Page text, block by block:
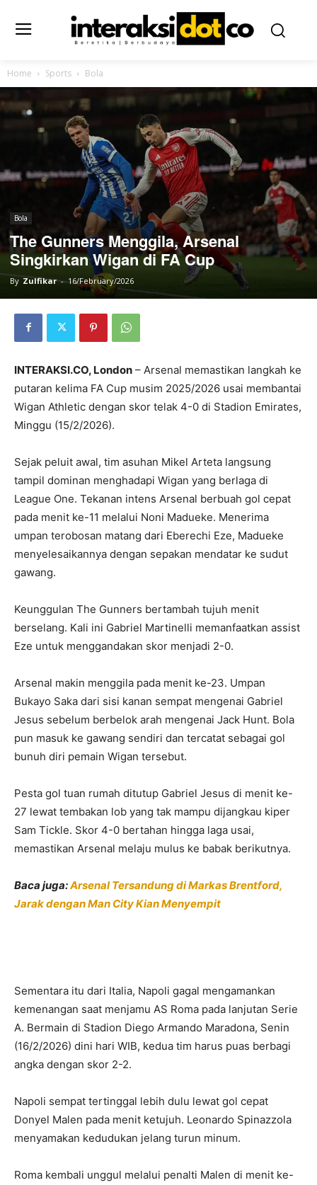
Home Sports Bola
Bola
The Gunners Menggila, Arsenal
Singkirkan Wigan di FA Cup
By Zulfikar - 16/February/2026
INTERAKSI.CO, London – Arsenal memastikan langkah ke
putaran kelima FA Cup musim 2025/2026 usai membantai
Wigan Athletic dengan skor telak 4-0 di Stadion Emirates,
Minggu (15/2/2026).
Sejak peluit awal, tim asuhan Mikel Arteta langsung
tampil dominan menghadapi Wigan yang berlaga di
League One. Tekanan intens Arsenal berbuah gol cepat
pada menit ke-11 melalui Noni Madueke. Menerima
umpan terobosan matang dari Eberechi Eze, Madueke
menyelesaikannya dengan sepakan mendatar ke sudut
gawang.
Keunggulan The Gunners bertambah tujuh menit
berselang. Kali ini Gabriel Martinelli memanfaatkan assist
Eze untuk menggandakan skor menjadi 2-0.
Arsenal makin menggila pada menit ke-23. Umpan
Bukayo Saka dari sisi kanan sempat mengenai Gabriel
Jesus sebelum berbelok arah mengenai Jack Hunt. Bola
pun masuk ke gawang sendiri dan tercatat sebagai gol
bunuh diri pemain Wigan tersebut.
Pesta gol tuan rumah ditutup Gabriel Jesus di menit ke-
27 lewat tembakan lob yang tak mampu dijangkau kiper
Sam Tickle. Skor 4-0 bertahan hingga laga usai,
memastikan Arsenal melaju mulus ke babak berikutnya.
Baca juga:Arsenal Tersandung di Markas Brentford,
Jarak dengan Man City Kian Menyempit
Sementara itu dari Italia, Napoli gagal mengamankan
kemenangan saat menjamu AS Roma pada lanjutan Serie
A. Bermain di Stadion Diego Armando Maradona, Senin
(16/2/2026) dini hari WIB, kedua tim harus puas berbagi
angka dengan skor 2-2.
Napoli sempat tertinggal lebih dulu lewat gol cepat
Donyel Malen pada menit ketujuh. Leonardo Spinazzola
menyamakan kedudukan jelang turun minum.
Roma kembali unggul melalui penalti Malen di menit ke-